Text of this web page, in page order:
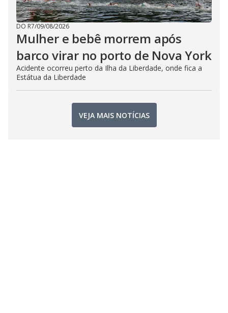
DO R7/09/08/2026
Mulher e bebê morrem após
barco virar no porto de Nova York
Acidente ocorreu perto da Ilha da Liberdade, onde fica a
Estátua da Liberdade
VEJA MAIS NOTÍCIAS